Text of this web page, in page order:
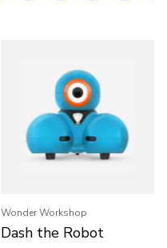
Wonder Workshop
Dash the Robot